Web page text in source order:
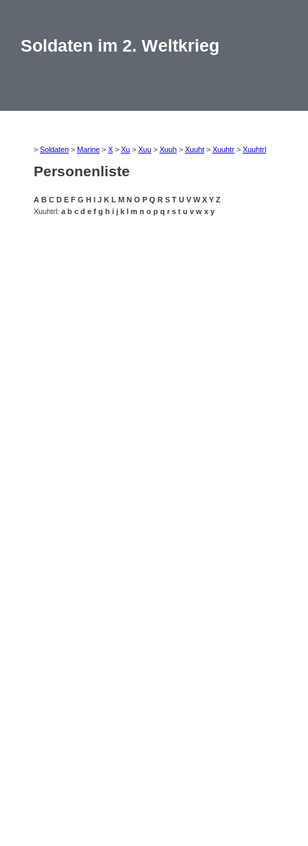
Soldaten im 2. Weltkrieg
> Soldaten > Marine > X > Xu > Xuu > Xuuh > Xuuht > Xuuhtr > Xuuhtrl
Personenliste
A B C D E F G H I J K L M N O P Q R S T U V W X Y Z
Xuuhtrl: a b c d e f g h i j k l m n o p q r s t u v w x y